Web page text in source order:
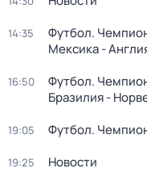
14:35
Футбол.
Мексика -
16:50
Футбол.
Бразилия -
19:05 Футбол.
19:25 Новости